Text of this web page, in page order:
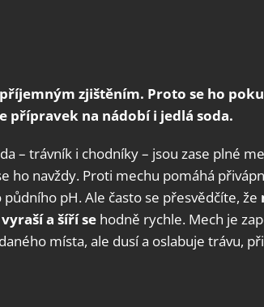
zjištěním. Proto se ho
přípravek na nádobí i jedlá soda.
– trávník i chodníky – jsou zase plné
ho navždy. Proti mechu pomáhá
pH. Ale často se přesvědčíte, že
a šíří se hodně rychle. Mech je
místa, ale dusí a oslabuje trávu,